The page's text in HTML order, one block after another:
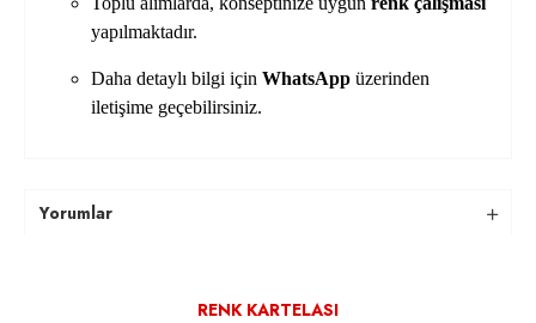
yapılmaktadır.
Daha detaylı bilgi için WhatsApp üzerinden
iletişime geçebilirsiniz.
Yorumlar
RENK KARTELASI